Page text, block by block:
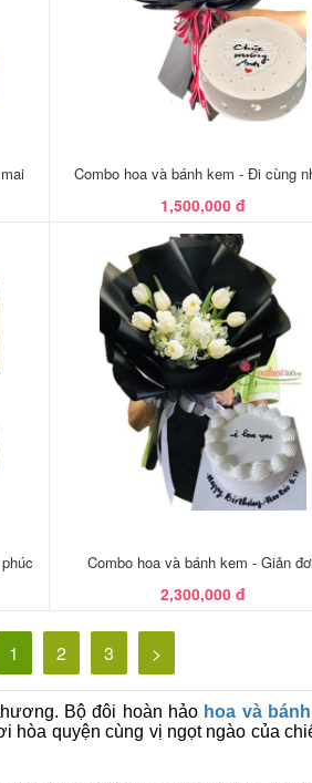
Combo hoa và bánh kem - Đi cùng
1,500,000 đ
Combo hoa và bánh kem - Giản
2,300,000 đ
1 2 3 >
Bộ đôi hoàn hảo hoa và
quyện cùng vị ngọt ngào của